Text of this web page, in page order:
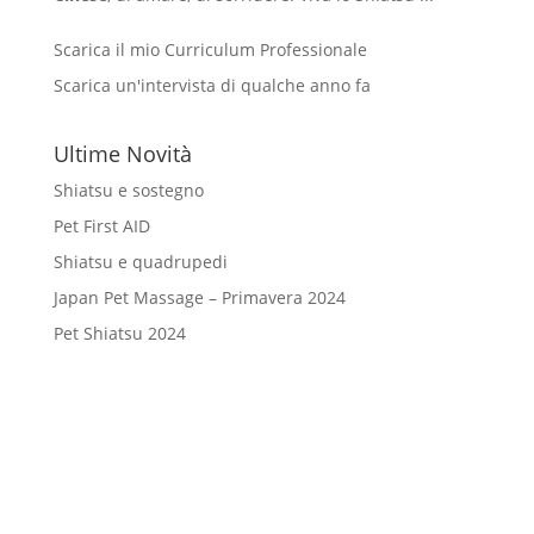
Scarica il mio Curriculum Professionale
Scarica un'intervista di qualche anno fa
Ultime Novità
Shiatsu e sostegno
Pet First AID
Shiatsu e quadrupedi
Japan Pet Massage – Primavera 2024
Pet Shiatsu 2024